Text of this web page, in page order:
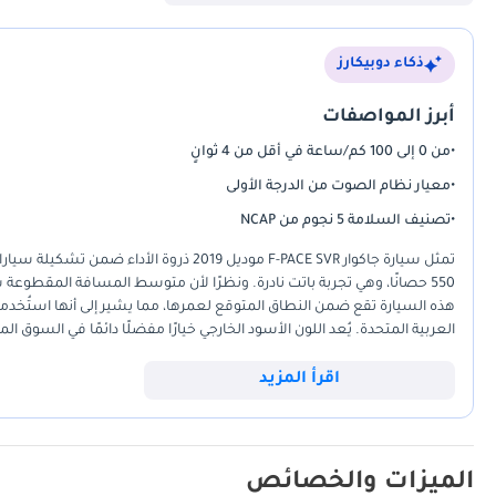
يقدم هذه الخدمة. نقدم التقرير كتابيًا لأننا قمنا بالتجربة. ما لم يكن
▔▔▔▔▔▔▔▔▔▔ *نحن، أبروفد أوتوموتيف، تاجر سيارات مستعملة، نقدم
ذكاء دوبيكارز
أبرز المواصفات
•من 0 إلى 100 كم/ساعة في أقل من 4 ثوانٍ
•معيار نظام الصوت من الدرجة الأولى
•تصنيف السلامة 5 نجوم من NCAP
هذه السيارة تقع ضمن النطاق المتوقع لعمرها، مما يشير إلى أنها
العربية المتحدة. يُعد اللون الأسود الخارجي خيارًا مفضلًا دائمًا في
العائلة في المنطقة. بالنسبة للمشتري في دول مجلس التعاون الخليجي،
اقرأ المزيد
الميزات والخصائص